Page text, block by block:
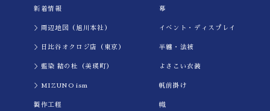
新着情報
＞周辺地図（旭川本社）
＞日比谷オクロジ店（東京）
＞藍染 結の杜（美瑛町）
＞MIZUNO ism
製作工程
幕
イべント・ディスプレイ
半纏・法被
よさこい衣装
帆前掛け
幟